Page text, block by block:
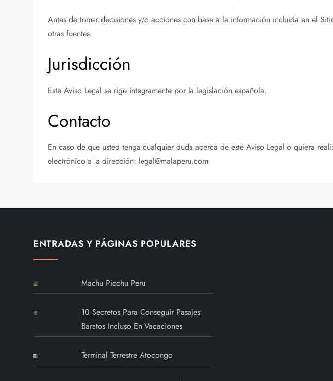
Antes de tomar decisiones y/o acciones con base a la información incluida en el
otras fuentes.
Jurisdicción
Este Aviso Legal se rige íntegramente por la legislación española.
Contacto
En caso de que usted tenga cualquier duda acerca de este Aviso Legal o quiera
electrónico a la dirección: legal@malaperu.com
ENTRADAS Y PÁGINAS POPULARES
Machu Picchu Peru
10 Secretos Para Conseguir Pasajes
Baratos Incluso En Vacaciones
Terminal Terrestre Atocongo